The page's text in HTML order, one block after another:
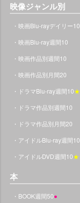
映像ジャンル別
・映画Blu-rayデイリー10
・映画Blu-ray週間10
・映画作品別週間10
・映画作品別月間20
・ドラマBlu-ray週間10★
・ドラマ作品別週間10
・ドラマ作品別月間20
・アイドルBlu-ray週間10
・アイドルDVD週間10★
本
・BOOK週間50●